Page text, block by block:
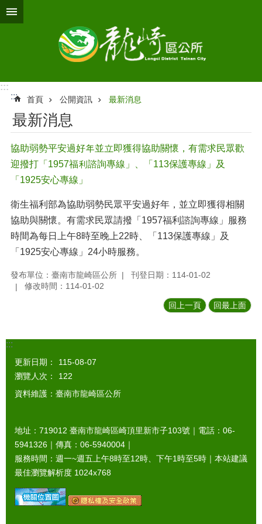
跳到主要內容區塊
:::
:::
首頁 公開資訊 最新消息
最新消息
協助弱勢平安過好年並立即獲得協助關懷，有需求民眾歡
迎撥打「1957福利諮詢專線」、「113保護專線」及
「1925安心專線」
衛生福利部為協助弱勢民眾平安過好年，並立即獲得相關
協助與關懷。有需求民眾請撥「1957福利諮詢專線」服務
時間為每日上午8時至晚上22時、「113保護專線」及
「1925安心專線」24小時服務。
發布單位：臺南市龍崎區公所
刊登日期：114-01-02
修改時間：114-01-02
回上一頁 回最上面
:::
更新日期：
115-08-07
瀏覽人次：
122
資料維護：臺南市龍崎區公所
地址：719012 臺南市龍崎區崎頂里新市子103號｜電話：06-
5941326｜傳真：06-5940004｜
服務時間：週一~週五上午8時至12時、下午1時至5時｜本站建議
最佳瀏覽解析度 1024x768